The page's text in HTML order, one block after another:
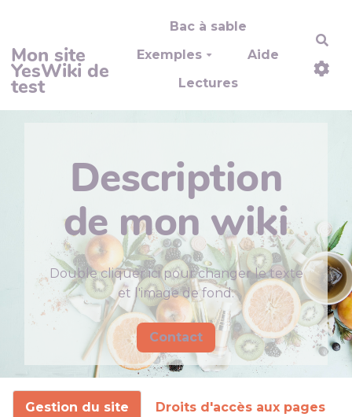
Aller au contenu principal
Mon site
YesWiki de
test
Bac à sable
Exemples
Aide
Lectures
Description
de mon wiki
Double cliquer ici pour changer le texte
et l'image de fond.
Contact
Gestion du site Droits d'accès aux pages